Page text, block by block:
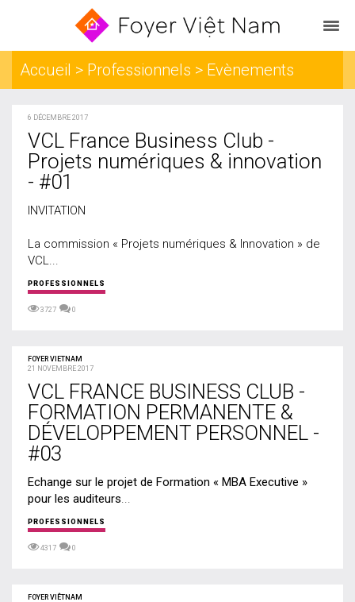
Accueil > Professionnels > Evènements
6 DÉCEMBRE 2017
VCL France Business Club -
Projets numériques & innovation
- #01
INVITATION
La commission « Projets numériques & Innovation » de
VCL...
PROFESSIONNELS
3727 0
FOYER VIETNAM
21 NOVEMBRE 2017
VCL FRANCE BUSINESS CLUB -
FORMATION PERMANENTE &
DÉVELOPPEMENT PERSONNEL -
#03
Echange sur le projet de Formation « MBA Executive »
pour les auditeurs...
PROFESSIONNELS
4317 0
FOYER VIÊTNAM